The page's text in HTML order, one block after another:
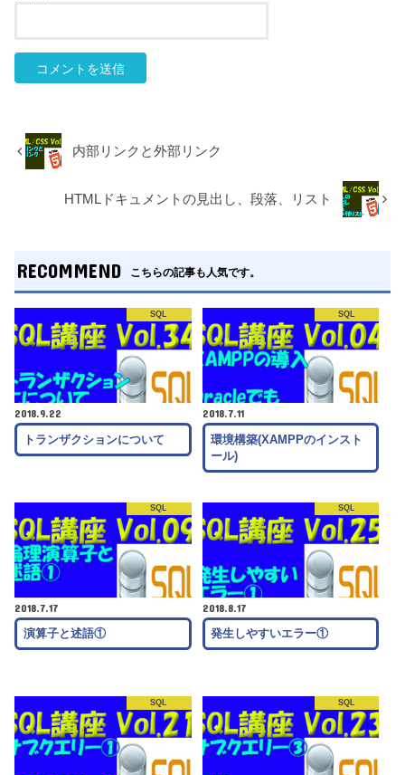
内部リンクと外部リンク
HTMLドキュメントの見出し、段落、リスト
RECOMMEND こちらの記事も人気です。
SQL
2018.9.22
トランザクションについて
SQL
2018.7.11
環境構築(XAMPPのインスト
ール)
SQL
2018.7.17
演算子と述語①
SQL
2018.8.17
発生しやすいエラー①
SQL SQL